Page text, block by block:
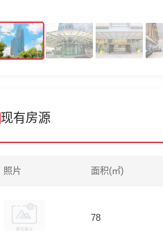
现有房源
照片 面积(㎡)
78